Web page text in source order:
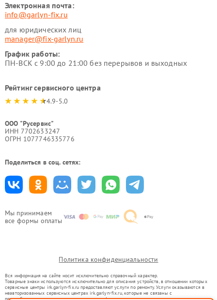
Мы принимаем
все формы оплаты
Электронная почта:
info@garlyn-fix.ru
для юридических лиц
manager@fix-garlyn.ru
График работы:
ПН-ВСК с 9:00 до 21:00 без перерывов и выходных
Рейтинг сервисного центра
4.9-5.0
ООО "Русервис"
ИНН 7702633247
ОГРН 1077746335776
Поделиться в соц. сетях:
Политика конфиденциальности
Вся информация на сайте носит исключительно справочный характер.
Товарные знаки используются исключительно для описания устройств, в отношении которых
сервисные центры irk.garlyn-fix.ru предоставляют услуги по ремонту. Услуги оказываются в
неавторизованных сервисных центрах irk.garlyn-fix.ru, которые не связаны с